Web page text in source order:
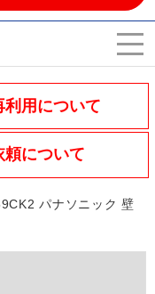
利用について
頼について
パナソニック 壁